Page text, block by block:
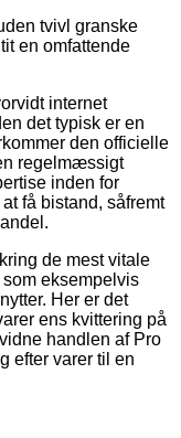
tvivl granske
en omfattende
internet
det typisk er en
den officielle
regelmæssigt
inden for
få bistand, såfremt
de mest vitale
eksempelvis
Her er det
ens kvittering på
handlen af Pro
efter varer til en